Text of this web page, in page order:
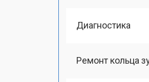
Диагностика
Ремонт кольца